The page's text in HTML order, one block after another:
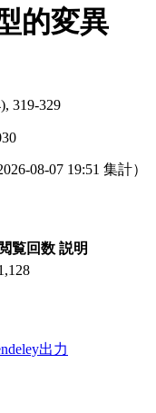
的変異
319-329
08-07 19:51 集計）
閲覧回数 説明
出力